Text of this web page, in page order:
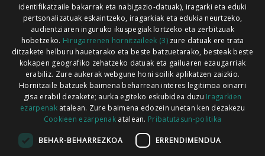
Codesyntaxek garatua
PUBLIZITATEA
HARREMANETARAKO
identifikatzaile bakarrak eta nabigazio-datuak), iragarki eta eduki
pertsonalizatuak eskaintzeko, iragarkiak eta edukia neurtzeko,
audientziaren inguruko ikuspegiak lortzeko eta zerbitzuak
hobetzeko. Hirugarrenen hornitzaileek (3)zure datuak ere trata
ditzakete helburu hauetarako eta beste batzuetarako, besteak beste
kokapen geografiko zehatzeko datuak eta gailuaren ezaugarriak
erabiliz. Zure aukerak webgune honi soilik aplikatzen zaizkio.
Hornitzaile batzuek baimena beharrean interes legitimoa oinarri
gisa erabil dezakete; aurka egiteko eskubidea duzu Iragarkien
ezarpenakatalean. Zure baimena edozein unetan ken dezakezu
Cookieen ezarpenak atalean. Pribatutasun-politika
BEHAR-BEHARREZKOA ERRENDIMENDUA